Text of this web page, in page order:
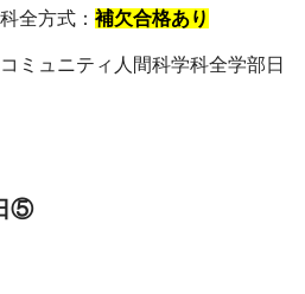
全方式： 補欠合格あり
ミュニティ人間科学科全学部日
⑤